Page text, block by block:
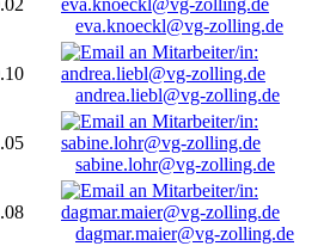
eva.knoeckl@vg-zolling.de
andrea.liebl@vg-zolling.de
sabine.lohr@vg-zolling.de
dagmar.maier@vg-zolling.de